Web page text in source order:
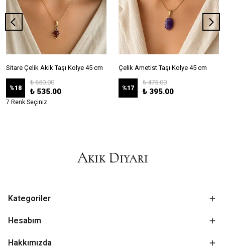
Sitare Çelik Akik Taşı Kolye 45 cm
%18
₺ 650.00
₺ 535.00
7 Renk Seçiniz
Çelik Ametist Taşı Kolye 45 cm
%17
₺ 475.00
₺ 395.00
Kategoriler
Hesabım
Hakkımızda